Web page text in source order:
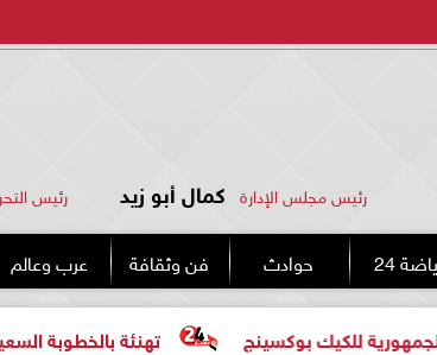
رئيس مجلس الإدارة كمال أبو زيد رئيس
24 حوادث فن وثقافة عرب وعالم
تهنئة بالخطوبة السعيدة.. ألف بوكسينج